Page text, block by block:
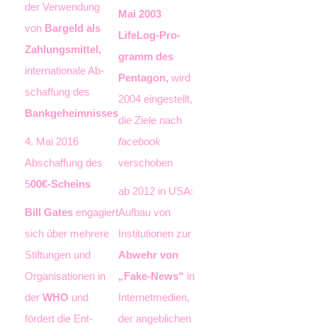
der Ver­wen­dung
von Bargeld als
Zahlungs­mittel,
inter­nationale Ab­
schaffung des
Bankgeheimnisses
4. Mai 2016
Abschaffung des
500€-Scheins
Bill Gates engagiert
sich über mehrere
Stiftungen und
Organisationen in
der WHO und
fördert die Ent­
Mai 2003
LifeLog-Pro­
gramm des
Pentagon, wird
2004 eingestellt,
die Ziele nach
facebook
verschoben
ab 2012 in USA:
Aufbau von
Institutionen zur
Abwehr von
„Fake-News“ in
Internetmedien,
der angeblichen